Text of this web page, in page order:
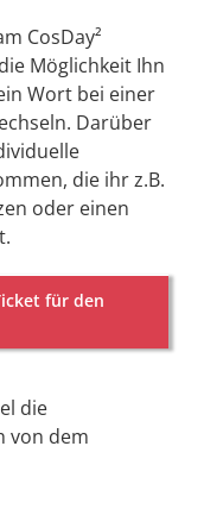
CosDay²
Möglichkeit Ihn
Wort bei einer
Darüber
die ihr z.B.
oder einen
für den
die
von dem